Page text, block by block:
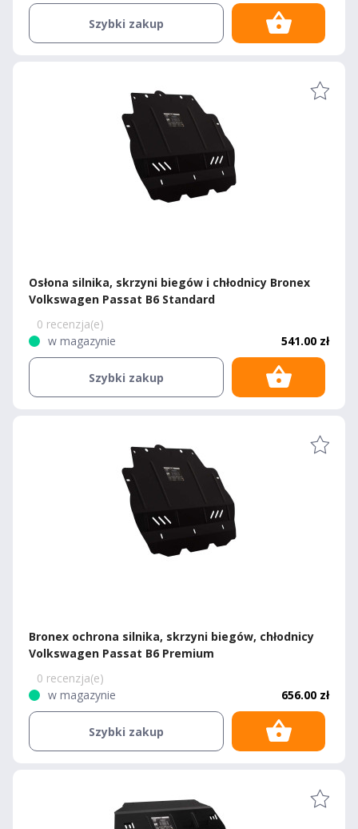
Szybki zakup
Osłona silnika, skrzyni biegów i chłodnicy Bronex
Volkswagen Passat B6 Standard
0 recenzja(e)
w magazynie
541.00 zł
Szybki zakup
Bronex ochrona silnika, skrzyni biegów, chłodnicy
Volkswagen Passat B6 Premium
0 recenzja(e)
w magazynie
656.00 zł
Szybki zakup